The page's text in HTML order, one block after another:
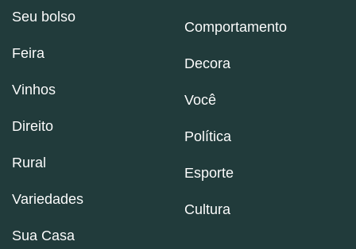
Seu bolso
Feira
Vinhos
Direito
Rural
Variedades
Sua Casa
Comportamento
Decora
Você
Política
Esporte
Cultura